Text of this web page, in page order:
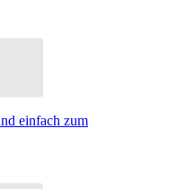
einfach zum